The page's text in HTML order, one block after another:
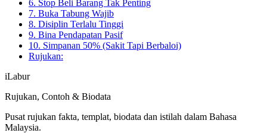
6. Stop Beli Barang Tak Penting
7. Buka Tabung Wajib
8. Disiplin Terlalu Tinggi
9. Bina Pendapatan Pasif
10. Simpanan 50% (Sakit Tapi Berbaloi)
Rujukan:
iLabur
Rujukan, Contoh & Biodata
Pusat rujukan fakta, templat, biodata dan istilah dalam Bahasa
Malaysia.